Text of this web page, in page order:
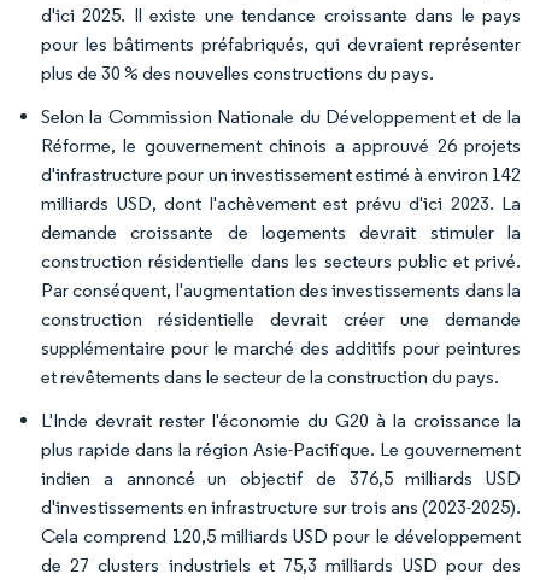
d'ici 2025. Il existe une tendance croissante dans le pays
pour les bâtiments préfabriqués, qui devraient représenter
plus de 30 % des nouvelles constructions du pays.
Selon la Commission Nationale du Développement et de la
Réforme, le gouvernement chinois a approuvé 26 projets
d'infrastructure pour un investissement estimé à environ 142
milliards USD, dont l'achèvement est prévu d'ici 2023. La
demande croissante de logements devrait stimuler la
construction résidentielle dans les secteurs public et privé.
Par conséquent, l'augmentation des investissements dans la
construction résidentielle devrait créer une demande
supplémentaire pour le marché des additifs pour peintures
et revêtements dans le secteur de la construction du pays.
L'Inde devrait rester l'économie du G20 à la croissance la
plus rapide dans la région Asie-Pacifique. Le gouvernement
indien a annoncé un objectif de 376,5 milliards USD
d'investissements en infrastructure sur trois ans (2023-2025).
Cela comprend 120,5 milliards USD pour le développement
de 27 clusters industriels et 75,3 milliards USD pour des